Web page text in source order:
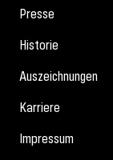
Presse
Historie
Auszeichnungen
Karriere
Impressum